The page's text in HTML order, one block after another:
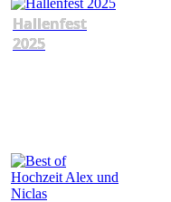
Hallenfest
2025